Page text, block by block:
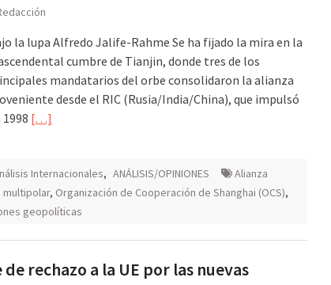
la lupa Alfredo Jalife-Rahme Se ha fijado la mira en la
cumbre de Tianjin, donde tres de los
mandatarios del orbe consolidaron la alianza
desde el RIC (Rusia/India/China), que impulsó
1998 […]
Internacionales, ANÁLISIS/OPINIONES
Alianza
multipolar, Organización de Cooperación de Shanghai (OCS),
geopolíticas
rechazo a la UE por las nuevas